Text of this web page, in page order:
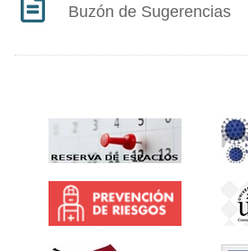
Buzón de Sugerencias